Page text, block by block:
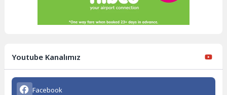
Youtube Kanalımız
Facebook